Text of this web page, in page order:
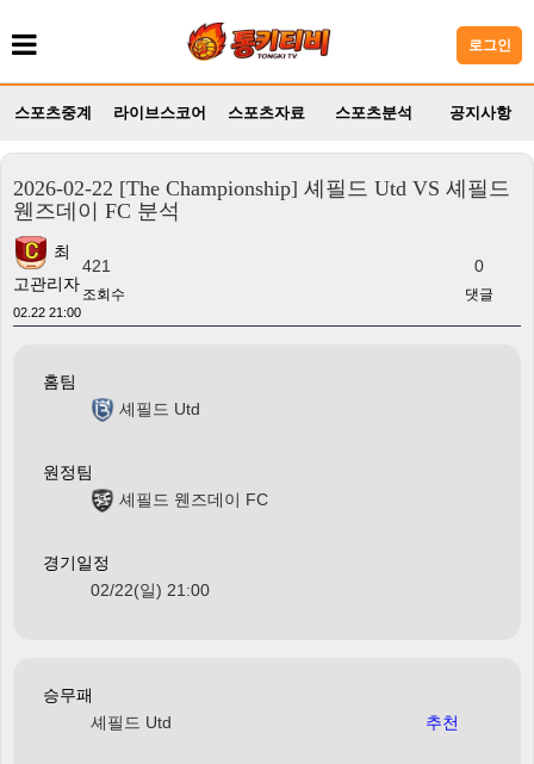
로그인
스포츠중계 라이브스코어 스포츠자료 스포츠분석 공지사항
2026-02-22 [The Championship] 셰필드 Utd VS 셰필드
웬즈데이 FC 분석
최
고관리자
02.22 21:00
421
조회수
0
댓글
홈팀
셰필드 Utd
원정팀
셰필드 웬즈데이 FC
경기일정
02/22(일) 21:00
승무패
셰필드 Utd
추천